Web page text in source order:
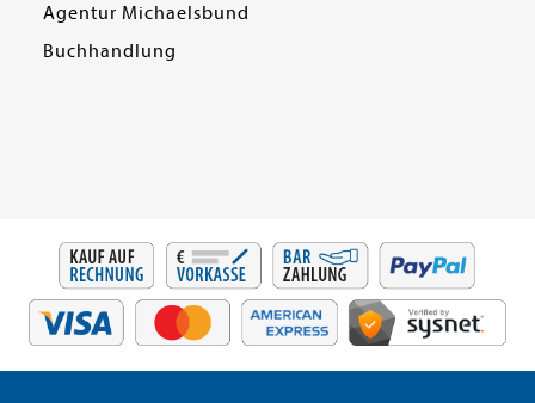
Agentur Michaelsbund
Buchhandlung